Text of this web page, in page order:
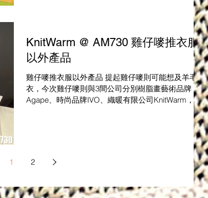
KnitWarm @ AM730 雞仔嘜推衣服
以外產品
雞仔嘜推衣服以外產品 提起雞仔嘜則可能想及羊毛內
衣，今次雞仔嘜則與3間公司分別樹脂畫藝術品牌
Agape、時尚品牌IVO、織暖有限公司KnitWarm，分
別推出3款新產品，包括「織生暖」智能暖織頸巾、
「袋生暖」智能暖織手機袋及「衫生花」線衫樹脂花
1 2